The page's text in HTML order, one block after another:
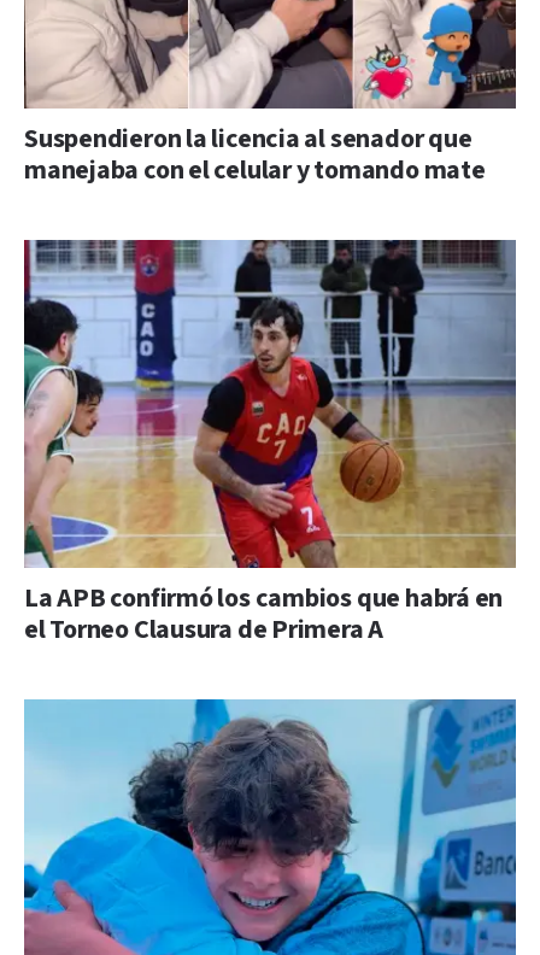
Suspendieron la licencia al senador que
manejaba con el celular y tomando mate
La APB confirmó los cambios que habrá en
el Torneo Clausura de Primera A